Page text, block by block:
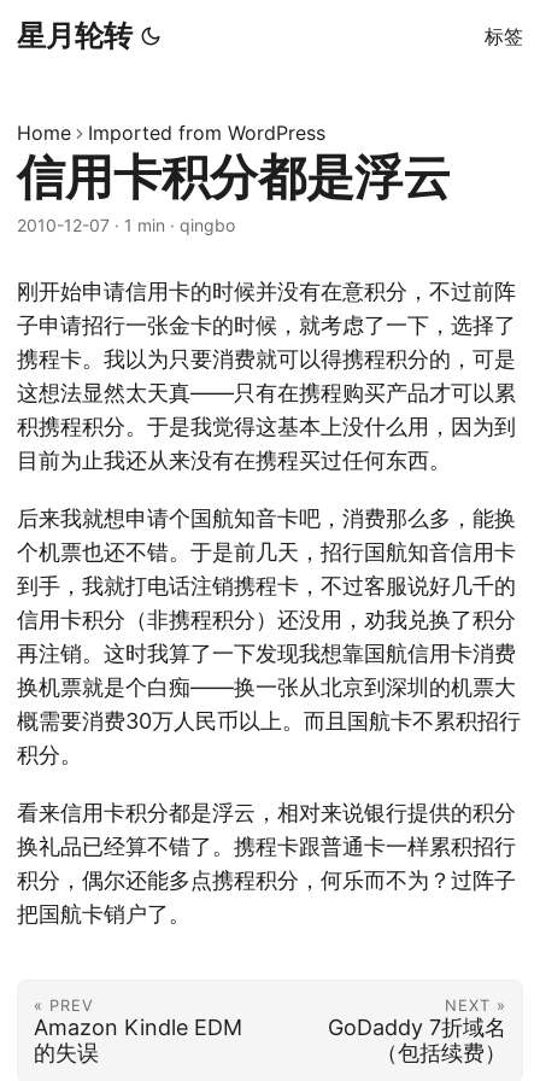
星月轮转 标签
Home Imported from WordPress
信用卡积分都是浮云
2010-12-07 · 1 min · qingbo
刚开始申请信用卡的时候并没有在意积分，不过前阵
子申请招行一张金卡的时候，就考虑了一下，选择了
携程卡。我以为只要消费就可以得携程积分的，可是
这想法显然太天真——只有在携程购买产品才可以累
积携程积分。于是我觉得这基本上没什么用，因为到
目前为止我还从来没有在携程买过任何东西。
后来我就想申请个国航知音卡吧，消费那么多，能换
个机票也还不错。于是前几天，招行国航知音信用卡
到手，我就打电话注销携程卡，不过客服说好几千的
信用卡积分（非携程积分）还没用，劝我兑换了积分
再注销。这时我算了一下发现我想靠国航信用卡消费
换机票就是个白痴——换一张从北京到深圳的机票大
概需要消费30万人民币以上。而且国航卡不累积招行
积分。
看来信用卡积分都是浮云，相对来说银行提供的积分
换礼品已经算不错了。携程卡跟普通卡一样累积招行
积分，偶尔还能多点携程积分，何乐而不为？过阵子
把国航卡销户了。
« PREV
Amazon Kindle EDM
的失误
NEXT »
GoDaddy 7折域名
（包括续费）